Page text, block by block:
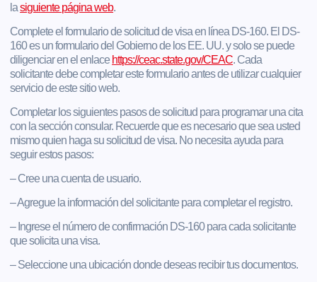
lasiguiente página web.
Complete el formulario de solicitud de visa en línea DS-160. El DS-
160 es un formulario del Gobierno de los EE. UU. y solo se puede
diligenciar en el enlace https://ceac.state.gov/CEAC. Cada
solicitante debe completar este formulario antes de utilizar cualquier
servicio de este sitio web.
Completar los siguientes pasos de solicitud para programar una cita
con la sección consular. Recuerde que es necesario que sea usted
mismo quien haga su solicitud de visa. No necesita ayuda para
seguir estos pasos:
– Cree una cuenta de usuario.
– Agregue la información del solicitante para completar el registro.
– Ingrese el número de confirmación DS-160 para cada solicitante
que solicita una visa.
– Seleccione una ubicación donde deseas recibir tus documentos.